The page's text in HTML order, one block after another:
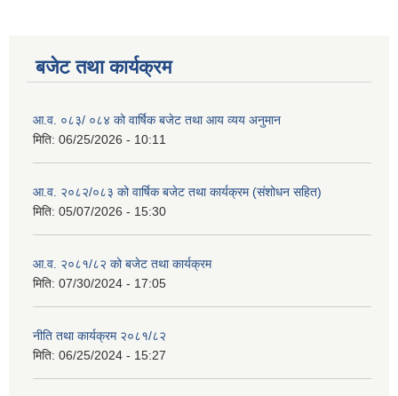
बजेट तथा कार्यक्रम
आ.व. ०८३/ ०८४ को वार्षिक बजेट तथा आय व्यय अनुमान
मिति: 06/25/2026 - 10:11
आ.व. २०८२/०८३ को वार्षिक बजेट तथा कार्यक्रम (संशोधन सहित)
मिति: 05/07/2026 - 15:30
आ.व. २०८१/८२ को बजेट तथा कार्यक्रम
मिति: 07/30/2024 - 17:05
नीति तथा कार्यक्रम २०८१/८२
मिति: 06/25/2024 - 15:27